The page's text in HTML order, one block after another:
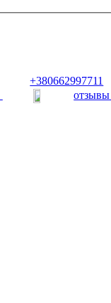
+380662997711